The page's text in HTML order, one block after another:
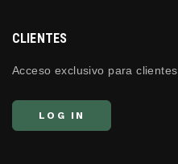
CLIENTES
Acceso exclusivo para clientes.
LOG IN